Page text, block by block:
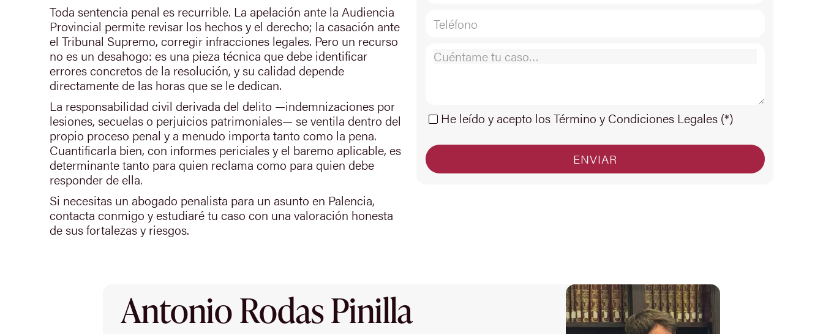
Toda sentencia penal es recurrible. La apelación ante la Audiencia
Provincial permite revisar los hechos y el derecho; la casación ante
el Tribunal Supremo, corregir infracciones legales. Pero un recurso
no es un desahogo: es una pieza técnica que debe identificar
errores concretos de la resolución, y su calidad depende
directamente de las horas que se le dedican.
La responsabilidad civil derivada del delito —indemnizaciones por
lesiones, secuelas o perjuicios patrimoniales— se ventila dentro del
propio proceso penal y a menudo importa tanto como la pena.
Cuantificarla bien, con informes periciales y el baremo aplicable, es
determinante tanto para quien reclama como para quien debe
responder de ella.
Si necesitas un abogado penalista para un asunto en Palencia,
contacta conmigo y estudiaré tu caso con una valoración honesta
de sus fortalezas y riesgos.
He leído y acepto los Término y Condiciones Legales (*)
Antonio Rodas Pinilla